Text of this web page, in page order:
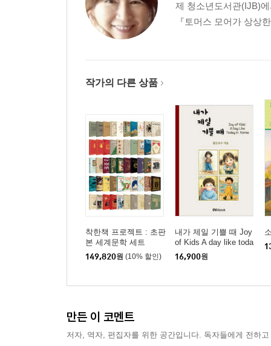
제 청소년도서관(IJB)
『토머스 모어가 상상
작가의 다른 상품
착한책 프로젝트 : 초판
본 세계문학 세트
149,820원 (10% 할인)
내가 제일 기쁠 때 Joy
of Kids A day like toda
y in Korea
16,900원
만든 이 코멘트
저자, 역자, 편집자를 위한 공간입니다. 독자들에게 전하